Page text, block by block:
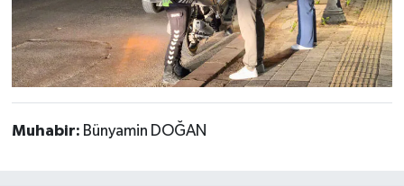
Muhabir: Bünyamin DOĞAN
Teknoloji
Türkiye
Video Galeri